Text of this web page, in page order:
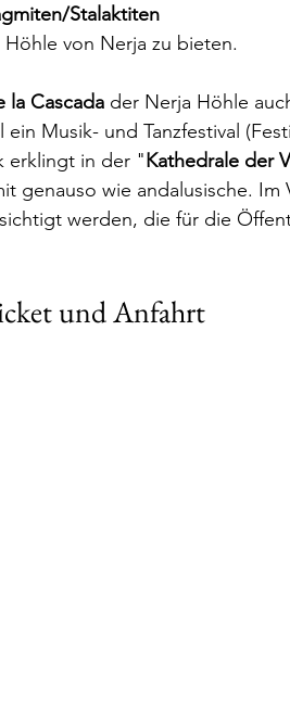
Stalaktiten
von Nerja zu bieten.
la Cascada der Nerja Höhle
Musik- und Tanzfestival
erklingt in der "Kathedrale der
genauso wie andalusische. Im
werden, die für die
und Anfahrt